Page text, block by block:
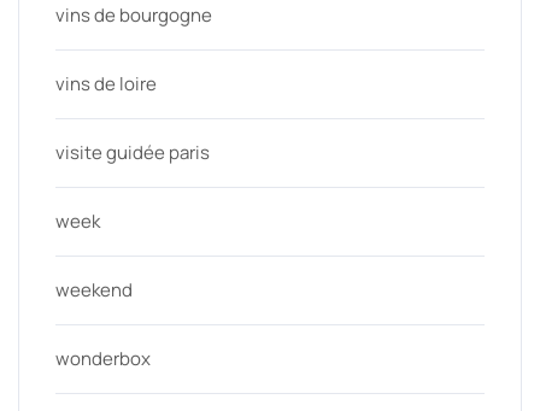
vins de bourgogne
vins de loire
visite guidée paris
week
weekend
wonderbox